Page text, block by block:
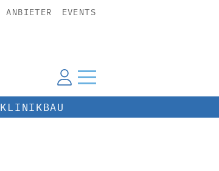
ANBIETER EVENTS
KLINIKBAU